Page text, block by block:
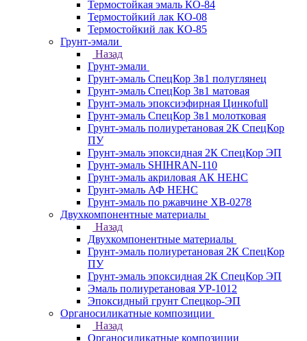
Термостойкая эмаль КО-84
Термостойкий лак КО-08
Термостойкий лак КО-85
Грунт-эмали
Назад
Грунт-эмали
Грунт-эмаль СпецКор 3в1 полуглянец
Грунт-эмаль СпецКор 3в1 матовая
Грунт-эмаль эпоксиэфирная Цинкоfull
Грунт-эмаль СпецКор 3в1 молотковая
Грунт-эмаль полиуретановая 2К СпецКор
ПУ
Грунт-эмаль эпоксидная 2К СпецКор ЭП
Грунт-эмаль SHIHRAN-110
Грунт-эмаль акриловая АК НЕНС
Грунт-эмаль АФ НЕНС
Грунт-эмаль по ржавчине ХВ-0278
Двухкомпонентные материалы
Назад
Двухкомпонентные материалы
Грунт-эмаль полиуретановая 2К СпецКор
ПУ
Грунт-эмаль эпоксидная 2К СпецКор ЭП
Эмаль полиуретановая УР-1012
Эпоксидный грунт Спецкор-ЭП
Органосиликатные композиции
Назад
Органосиликатные композиции